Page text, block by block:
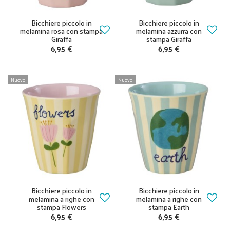
Bicchiere piccolo in
melamina rosa con stampa
Giraffa
6,95 €
Bicchiere piccolo in
melamina azzurra con
stampa Giraffa
6,95 €
Nuovo
Bicchiere piccolo in
melamina a righe con
stampa Flowers
6,95 €
Nuovo
Bicchiere piccolo in
melamina a righe con
stampa Earth
6,95 €